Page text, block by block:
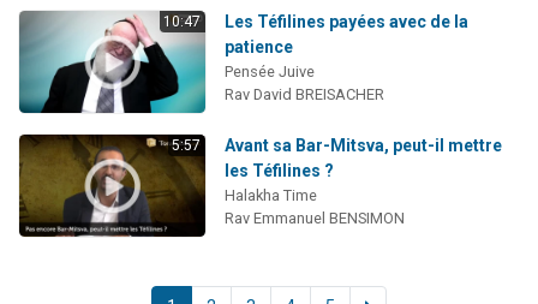
10:47
Les Téfilines payées avec de la
patience
Pensée Juive
Rav David BREISACHER
5:57
Avant sa Bar-Mitsva, peut-il mettre
les Téfilines ?
Halakha Time
Rav Emmanuel BENSIMON